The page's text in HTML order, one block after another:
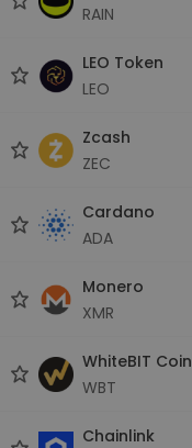
RAIN
LEO Token
LEO
Zcash
ZEC
Cardano
ADA
Monero
XMR
WhiteBIT Coin
WBT
Chainlink